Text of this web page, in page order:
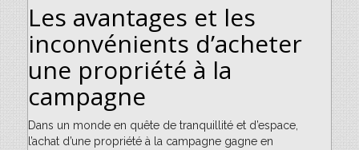
Les avantages et les
inconvénients d’acheter
une propriété à la
campagne
Dans un monde en quête de tranquillité et d’espace,
l’achat d’une propriété à la campagne gagne en